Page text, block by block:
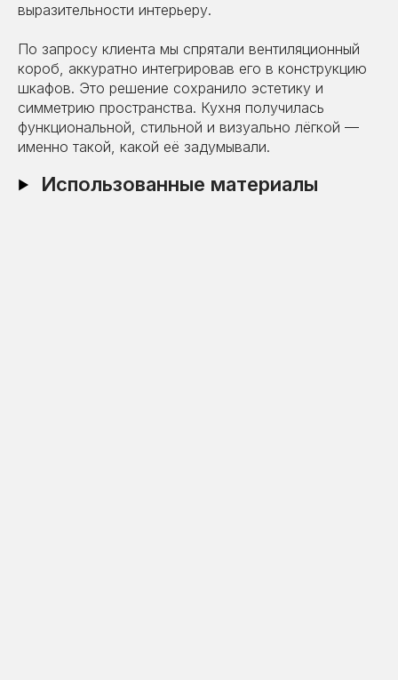
выразительности интерьеру.
По запросу клиента мы спрятали вентиляционный
короб, аккуратно интегрировав его в конструкцию
шкафов. Это решение сохранило эстетику и
симметрию пространства. Кухня получилась
функциональной, стильной и визуально лёгкой —
именно такой, какой её задумывали.
Использованные материалы